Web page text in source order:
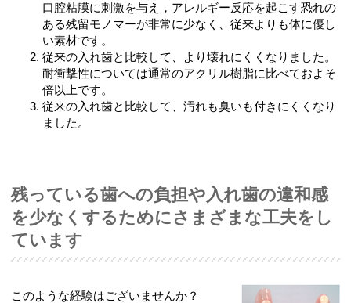
口腔粘膜に刺激を与え，アレルギー反応を起こす恐れの
ある残留モノマーが非常に少なく、従来よりも体に優し
い素材です。
従来の入れ歯と比較して、より壊れにくくなりました。
耐衝撃性については通常のアクリル樹脂に比べておよそ
倍以上です。
従来の入れ歯と比較して、汚れも臭いも付きにくくなり
ました。
残っている歯への負担や入れ歯の違和感
を少なくするために さまざまな工夫をし
ています
このような経験はございませんか？